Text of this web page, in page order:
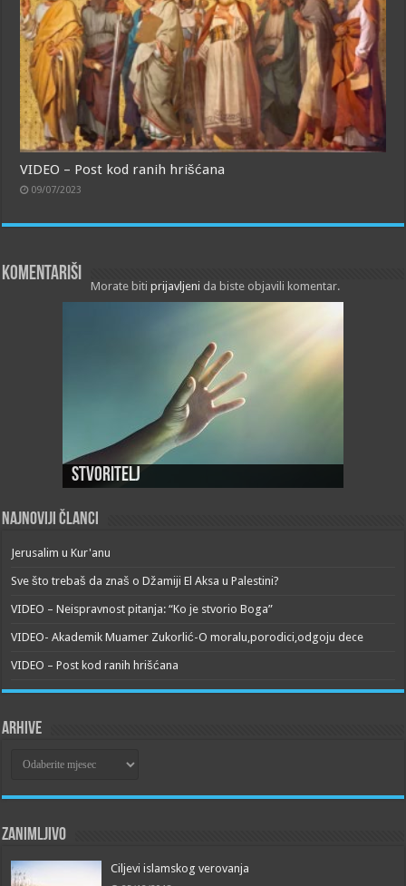
VIDEO – Post kod ranih hrišćana
09/07/2023
Komentariši
Morate bitiprijavljeni da biste objavili komentar.
Stvoritelj
Najnoviji članci
Jerusalim u Kur'anu
Sve što trebaš da znaš o Džamiji El Aksa u Palestini?
VIDEO – Neispravnost pitanja: “Ko je stvorio Boga”
VIDEO- Akademik Muamer Zukorlić-O moralu,porodici,odgoju dece
VIDEO – Post kod ranih hrišćana
Arhive
Zanimljivo
Ciljevi islamskog verovanja